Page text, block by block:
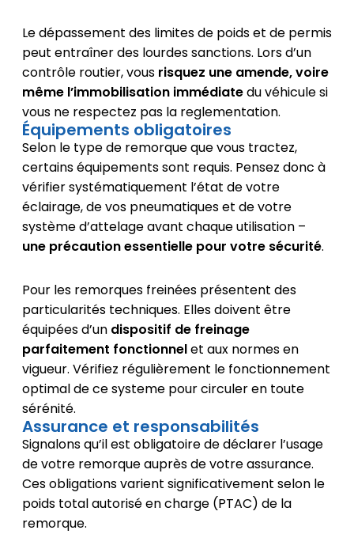
Le dépassement des limites de poids et de permis
peut entraîner des lourdes sanctions. Lors d’un
contrôle routier, vous risquez une amende, voire
même l’immobilisation immédiatedu véhicule si
vous ne respectez pas la reglementation.
Équipements obligatoires
Selon le type de remorque que vous tractez,
certains équipements sont requis. Pensez donc à
vérifier systématiquement l’état de votre
éclairage, de vos pneumatiques et de votre
système d’attelage avant chaque utilisation –
une précaution essentielle pour votre sécurité.
Pour les remorques freinées présentent des
particularités techniques. Elles doivent être
équipées d’un dispositif de freinage
parfaitement fonctionnelet aux normes en
vigueur. Vérifiez régulièrement le fonctionnement
optimal de ce systeme pour circuler en toute
sérénité.
Assurance et responsabilités
Signalons qu’il est obligatoire de déclarer l’usage
de votre remorque auprès de votre assurance.
Ces obligations varient significativement selon le
poids total autorisé en charge (PTAC) de la
remorque.